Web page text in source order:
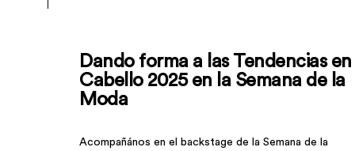
Dando forma a las Tendencias en
Cabello 2025 en la Semana de la
Moda
Acompañános en el backstage de la Semana de la